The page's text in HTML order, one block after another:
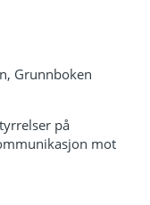
Grunnboken
på
mot